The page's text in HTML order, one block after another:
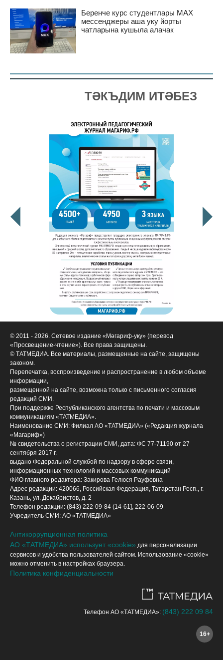
Беренче курс студентлары MAX
мессенджеры аша уку йорты
чатларына кушыла алачак
ТӘКЪДИМ ИТӘБЕЗ
© 2011 - 2026. Сетевое издание «Мәгариф-уку» (перевод
«Просвещение-чтение»). Все права защищены.
© ТАТМЕДИА. Все материалы, размещенные на сайте, защищены
законом.
Перепечатка, воспроизведение и распространение в любом объеме
информации,
размещенной на сайте, возможна только с письменного согласия
редакций СМИ.
При поддержке Республиканского агентства по печати и массовым
коммуникациям «ТАТМЕДИА».
Наименование СМИ: Филиал АО «ТАТМЕДИА» («Редакция журнала
«Магариф»)
№ свидетельства о регистрации СМИ, дата: ФС 77-71190 от 27
сентября 2017 г.
выдано Федеральной службой по надзору в сфере связи,
информационных технологий и массовых коммуникаций
ФИО главного редактора: Закирова Гелюся Рауфовна
Адрес редакции: 420066, Российская Федерация, Татарстан Респ., г.
Казань, ул. Декабристов, д. 2
Телефон редакции: (843) 222-09-84 (14-61], 222-06-09
Учредитель СМИ: АО «ТАТМЕДИА»
Антикоррупционная политика
АО «ТАТМЕДИА» использует «cookie» для персонализации
сервисов и удобства пользователей сайтом. Использование «cookie»
можно отменить в настройках браузера.
Политика конфиденциальности
Телефон АО «ТАТМЕДИА»: (843) 222 09 84
16+